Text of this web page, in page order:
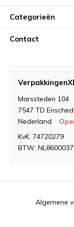
Categorieën
Contact
Marssteden 104
7547 TD
Nederland
KvK: 74720279
BTW:
Algemene